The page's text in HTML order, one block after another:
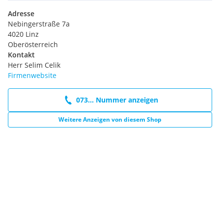
Adresse
Nebingerstraße 7a
4020 Linz
Oberösterreich
Kontakt
Herr Selim Celik
Firmenwebsite
073... Nummer anzeigen
Weitere Anzeigen von diesem Shop